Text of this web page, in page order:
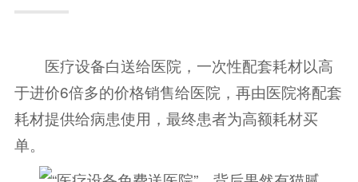
医疗设备白送给医院，一次性配套耗材以高
于进价6倍多的价格销售给医院，再由医院将配套
耗材提供给病患使用，最终患者为高额耗材买
单。